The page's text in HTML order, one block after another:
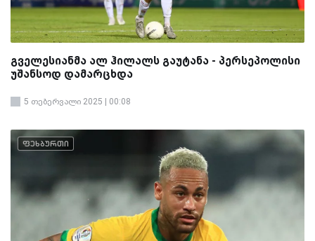
გველესიანმა ალ ჰილალს გაუტანა - პერსეპოლისი
უშანსოდ დამარცხდა
5 თებერვალი 2025 | 00:08
ფეხბურთი